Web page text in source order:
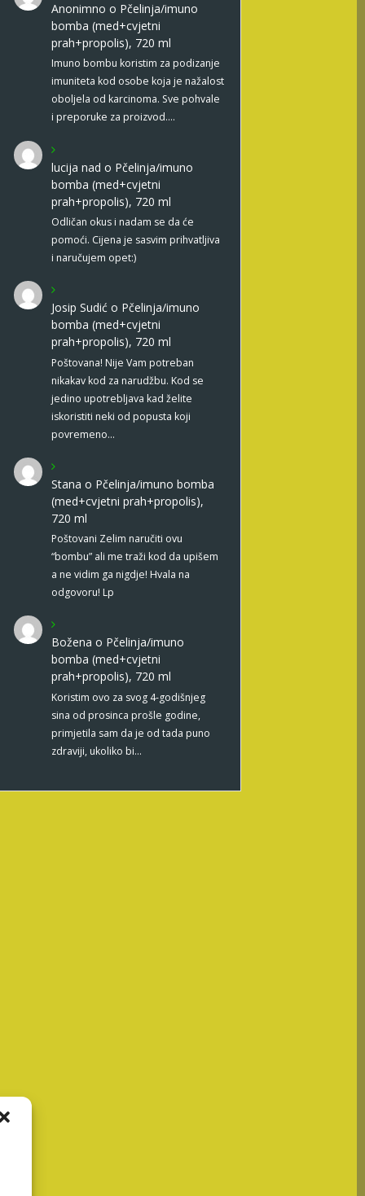
Anonimno o Pčelinja/imuno
bomba (med+cvjetni
prah+propolis), 720 ml
Imuno bombu koristim za podizanje
imuniteta kod osobe koja je nažalost
oboljela od karcinoma. Sve pohvale
i preporuke za proizvod.…
lucija nad o Pčelinja/imuno
bomba (med+cvjetni
prah+propolis), 720 ml
Odličan okus i nadam se da će
pomoći. Cijena je sasvim prihvatljiva
i naručujem opet:)
Josip Sudić o Pčelinja/imuno
bomba (med+cvjetni
prah+propolis), 720 ml
Poštovana! Nije Vam potreban
nikakav kod za narudžbu. Kod se
jedino upotrebljava kad želite
iskoristiti neki od popusta koji
povremeno…
Stana o Pčelinja/imuno bomba
(med+cvjetni prah+propolis),
720 ml
Poštovani Zelim naručiti ovu
“bombu” ali me traži kod da upišem
a ne vidim ga nigdje! Hvala na
odgovoru! Lp
Božena o Pčelinja/imuno
bomba (med+cvjetni
prah+propolis), 720 ml
Koristim ovo za svog 4-godišnjeg
sina od prosinca prošle godine,
primjetila sam da je od tada puno
zdraviji, ukoliko bi…